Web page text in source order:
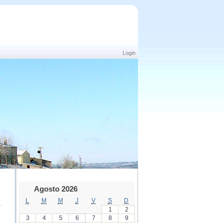
Login
Agosto 2026
M M J V S
D
1
2
3
4 5 6 7 8
9